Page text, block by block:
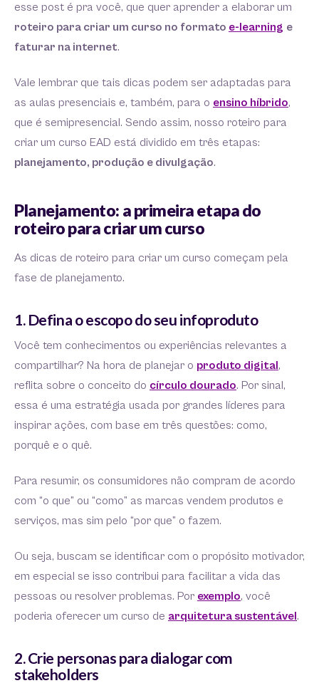
esse post é pra você, que quer aprender a elaborar um
roteiro para criar um curso no formato e-learning e
faturar na internet.
Vale lembrar que tais dicas podem ser adaptadas para
as aulas presenciais e, também, para o ensino híbrido,
que é semipresencial. Sendo assim, nosso roteiro para
criar um curso EAD está dividido em três etapas:
planejamento, produção e divulgação.
Planejamento: a primeira etapa do
roteiro para criar um curso
As dicas de roteiro para criar um curso começam pela
fase de planejamento.
1. Defina o escopo do seu infoproduto
Você tem conhecimentos ou experiências relevantes a
compartilhar? Na hora de planejar o produto digital,
reflita sobre o conceito do círculo dourado. Por sinal,
essa é uma estratégia usada por grandes líderes para
inspirar ações, com base em três questões: como,
porquê e o quê.
Para resumir, os consumidores não compram de acordo
com “o que” ou “como” as marcas vendem produtos e
serviços, mas sim pelo “por que” o fazem.
Ou seja, buscam se identificar com o propósito motivador,
em especial se isso contribui para facilitar a vida das
pessoas ou resolver problemas. Por exemplo, você
poderia oferecer um curso de arquitetura sustentável.
2. Crie personas para dialogar com
stakeholders